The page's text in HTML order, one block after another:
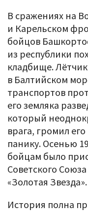
В сражениях на
и Карельском
бойцов
из республики
кладбище.
в Балтийском
транспортов
его земляка
который
врага, громил
панику. Осенью
бойцам было
Советского
«Золотая Звезда».
История полна